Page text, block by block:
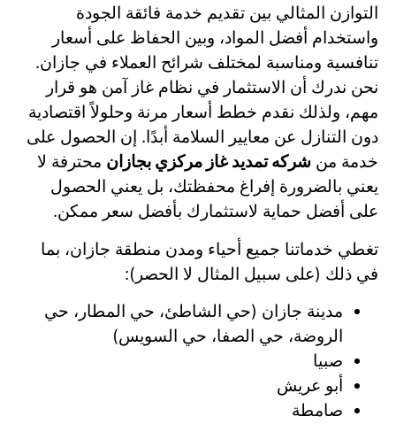
التوازن المثالي بين تقديم خدمة فائقة الجودة
واستخدام أفضل المواد، وبين الحفاظ على أسعار
تنافسية ومناسبة لمختلف شرائح العملاء في جازان.
نحن ندرك أن الاستثمار في نظام غاز آمن هو قرار
مهم، ولذلك نقدم خطط أسعار مرنة وحلولاً اقتصادية
دون التنازل عن معايير السلامة أبدًا. إن الحصول على
خدمة من شركه تمديد غاز مركزي بجازان محترفة لا
يعني بالضرورة إفراغ محفظتك، بل يعني الحصول
على أفضل حماية لاستثمارك بأفضل سعر ممكن.
تغطي خدماتنا جميع أحياء ومدن منطقة جازان، بما
في ذلك (على سبيل المثال لا الحصر):
مدينة جازان (حي الشاطئ، حي المطار، حي
الروضة، حي الصفا، حي السويس)
صبيا
أبو عريش
صامطة